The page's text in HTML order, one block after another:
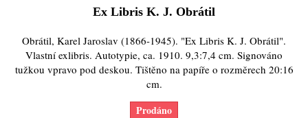
Ex Libris K. J. Obrátil
Obrátil, Karel Jaroslav (1866-1945). "Ex Libris K. J. Obrátil".
Vlastní exlibris. Autotypie, ca. 1910. 9,3:7,4 cm. Signováno
tužkou vpravo pod deskou. Tištěno na papíře o rozměrech 20:16
cm.
Prodáno